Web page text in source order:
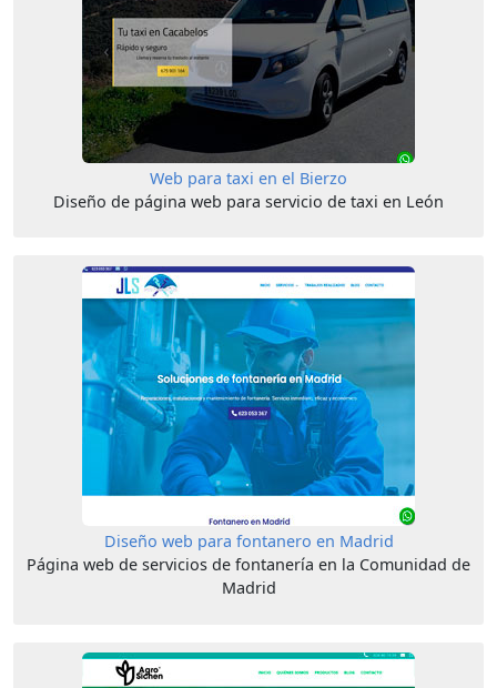
Web para taxi en el Bierzo
Diseño de página web para servicio de taxi en León
Diseño web para fontanero en Madrid
Página web de servicios de fontanería en la Comunidad de
Madrid